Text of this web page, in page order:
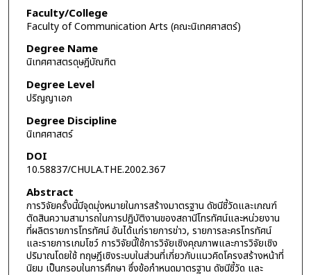
Faculty/College
Faculty of Communication Arts (คณะนิเทศศาสตร์)
Degree Name
นิเทศศาสตรดุษฎีบัณฑิต
Degree Level
ปริญญาเอก
Degree Discipline
นิเทศศาสตร์
DOI
10.58837/CHULA.THE.2002.367
Abstract
การวิจัยครั้งนี้มีจุดมุ่งหมายในการสร้างมาตรฐาน ดัชนีชี้วัดและเกณฑ์
ตัดสินความสามารถในการปฏิบัติงานของสถานีโทรทัศน์และหน่วยงาน
ที่ผลิตรายการโทรทัศน์ อันได้แก่รายการข่าว, รายการละครโทรทัศน์
และรายการเกมโชว์ การวิจัยนี้ใช้การวิจัยเชิงคุณภาพและการวิจัยเชิง
ปริมาณโดยใช้ ทฤษฎีเชิงระบบในส่วนที่เกี่ยวกับแนวคิดโครงสร้างหน้าที่
นิยม เป็นกรอบในการศึกษา ซึ่งข้อกำหนดมาตรฐาน ดัชนีชี้วัด และ